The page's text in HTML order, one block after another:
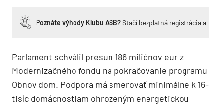
Poznáte výhody Klubu ASB?Stačí bezplatná registrácia a
Parlament schválil presun 186 miliónov eur z
Modernizačného fondu na pokračovanie programu
Obnov dom. Podpora má smerovať minimálne k 16-
tisíc domácnostiam ohrozeným energetickou